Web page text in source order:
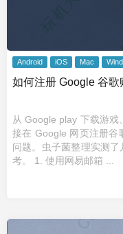
Android iOS Mac
如何注册 Google 谷
从 Google play 下载游
接在 Google 网页注册谷
问题。虫子菌整理实测
考。 1. 使用网易邮箱 ...